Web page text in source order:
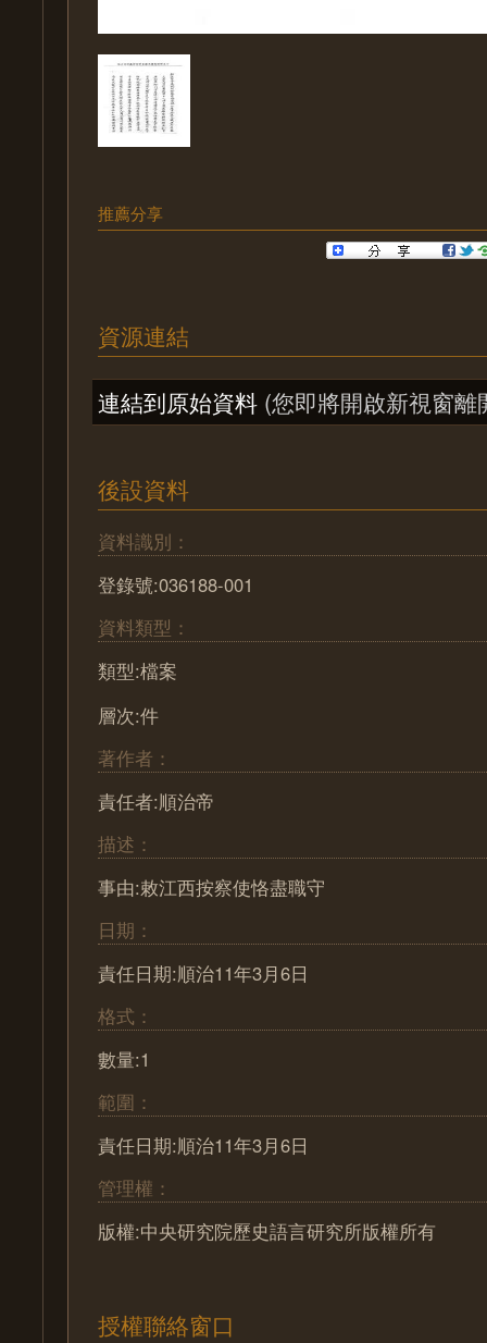
推薦分享
資源連結
連結到原始資料 (您即將開啟新視窗離
後設資料
資料識別：
登錄號:036188-001
資料類型：
類型:檔案
層次:件
著作者：
責任者:順治帝
描述：
事由:敕江西按察使恪盡職守
日期：
責任日期:順治11年3月6日
格式：
數量:1
範圍：
責任日期:順治11年3月6日
管理權：
版權:中央研究院歷史語言研究所版權所有
授權聯絡窗口